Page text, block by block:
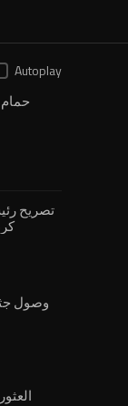
Autoplay
تصريح
وصول